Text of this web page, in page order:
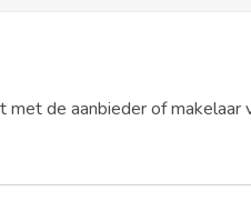
de aanbieder of makelaar